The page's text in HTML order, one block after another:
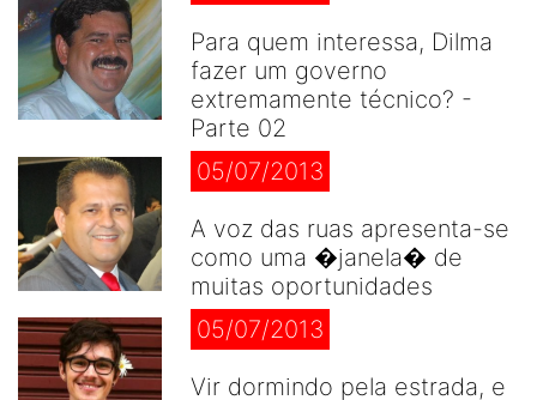
Para quem interessa, Dilma
fazer um governo
extremamente técnico? -
Parte 02
05/07/2013
A voz das ruas apresenta-se
como uma �janela� de
muitas oportunidades
05/07/2013
Vir dormindo pela estrada, e